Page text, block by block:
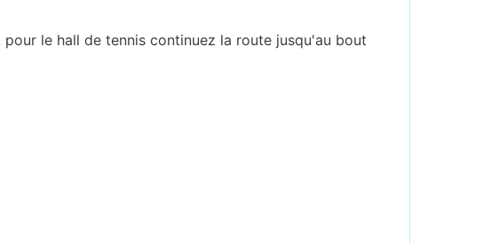
le hall de tennis continuez la route jusqu'au bout